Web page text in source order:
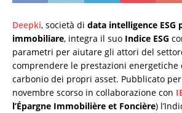
Deepki, società di data intelligence ESG
immobiliare, integra il suo Indice ESG
parametri per aiutare gli attori del
comprendere le prestazioni energetiche
carbonio dei propri asset. Pubblicato
novembre scorso in collaborazione con
l’Épargne Immobilière et Foncière)